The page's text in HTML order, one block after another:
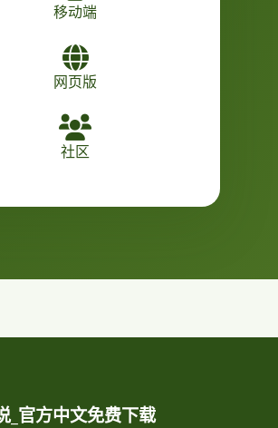
移动端
网页版
社区
_官方中文免费下载